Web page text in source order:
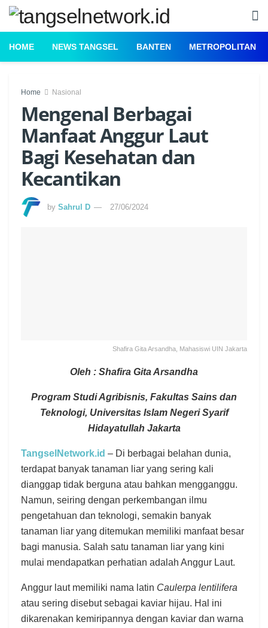
HOME NEWS TANGSEL BANTEN METROPOLITAN
Home Nasional
Mengenal Berbagai
Manfaat Anggur Laut
Bagi Kesehatan dan
Kecantikan
by Sahrul D 27/06/2024
Shafira Gita Arsandha, Mahasiswi UIN Jakarta
Oleh : Shafira Gita Arsandha
Program Studi Agribisnis, Fakultas Sains dan
Teknologi, Universitas Islam Negeri Syarif
Hidayatullah Jakarta
TangselNetwork.id – Di berbagai belahan dunia,
terdapat banyak tanaman liar yang sering kali
dianggap tidak berguna atau bahkan mengganggu.
Namun, seiring dengan perkembangan ilmu
pengetahuan dan teknologi, semakin banyak
tanaman liar yang ditemukan memiliki manfaat besar
bagi manusia. Salah satu tanaman liar yang kini
mulai mendapatkan perhatian adalah Anggur Laut.
Anggur laut memiliki nama latin Caulerpa lentilifera
atau sering disebut sebagai kaviar hijau. Hal ini
dikarenakan kemiripannya dengan kaviar dan warna